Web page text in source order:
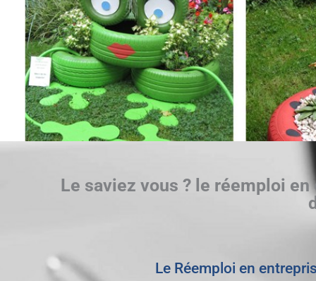
Le saviez vous ? le réemploi
Le Réemploi en